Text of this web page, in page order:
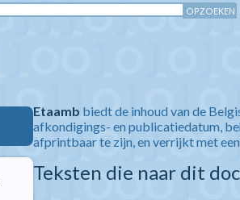
Etaamb biedt de inhoud van de
afkondigings- en publicatiedatum,
afprintbaar te zijn, en verrijkt met
Teksten die naar dit